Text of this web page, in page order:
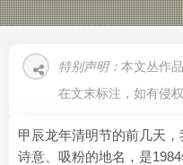
特别声明： 本文丛作
在文末标注，如有侵
甲辰龙年清明节的前几天
诗意、吸粉的地名，是